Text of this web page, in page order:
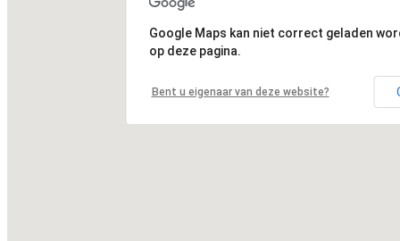
Google Maps kan niet correct geladen
op deze pagina.
Bent u eigenaar van deze website?